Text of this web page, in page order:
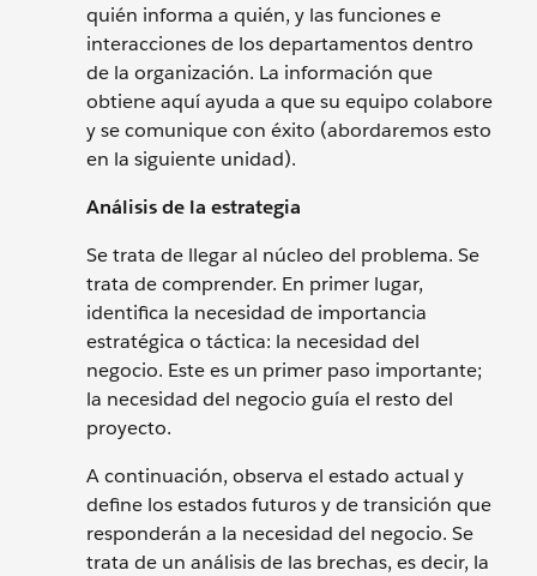
quién informa a quién, y las funciones e
interacciones de los departamentos dentro
de la organización. La información que
obtiene aquí ayuda a que su equipo colabore
y se comunique con éxito (abordaremos esto
en la siguiente unidad).
Análisis de la estrategia
Se trata de llegar al núcleo del problema. Se
trata de comprender. En primer lugar,
identifica la necesidad de importancia
estratégica o táctica: la necesidad del
negocio. Este es un primer paso importante;
la necesidad del negocio guía el resto del
proyecto.
A continuación, observa el estado actual y
define los estados futuros y de transición que
responderán a la necesidad del negocio. Se
trata de un análisis de las brechas, es decir, la